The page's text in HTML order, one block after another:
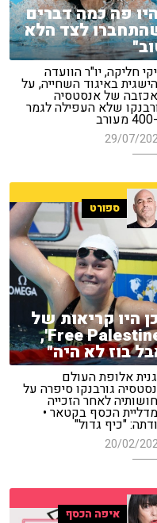
פה כמה דברים
לצד הלא
חליקה, יו"ר הוועדה
באיגוד השחייה, על
של אנסטסיה
שלא העפילה לגמר
29/07/
ספורט
היו קריאות של
'Free Palestine',
בוז לא היה"
אלופת העולם
גורבנקו סיפרה על
לאחר הזכייה
הכסף בקטאר •
"כיף גדול"
20/02/
איפה הכסף